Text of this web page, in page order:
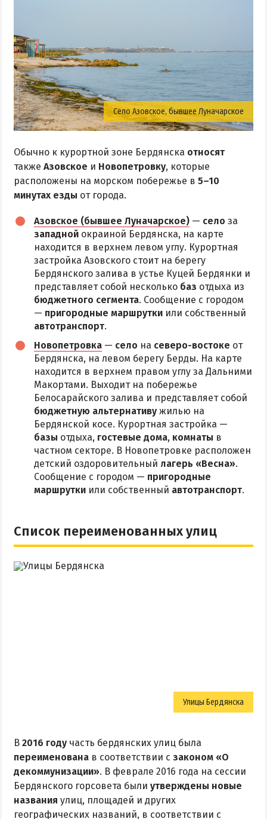
Село Азовское, бывшее Луначарское
Обычно к курортной зоне Бердянска относят
также Азовское и Новопетровку, которые
расположены на морском побережье в 5–10
минутах езды от города.
Азовское (бывшее Луначарское) — село за
западной окраиной Бердянска, на карте
находится в верхнем левом углу. Курортная
застройка Азовского стоит на берегу
Бердянского залива в устье Куцей Бердянки и
представляет собой несколько баз отдыха из
бюджетного сегмента. Сообщение с городом
— пригородные маршрутки или собственный
автотранспорт.
Новопетровка — село на северо-востоке от
Бердянска, на левом берегу Берды. На карте
находится в верхнем правом углу за Дальними
Макортами. Выходит на побережье
Белосарайского залива и представляет собой
бюджетную альтернативу жилью на
Бердянской косе. Курортная застройка —
базы отдыха, гостевые дома, комнаты в
частном секторе. В Новопетровке расположен
детский оздоровительный лагерь «Весна».
Сообщение с городом — пригородные
маршрутки или собственный автотранспорт.
Список переименованных улиц
Улицы Бердянска
В 2016 году часть бердянских улиц была
переименована в соответствии с законом «О
декоммунизации». В феврале 2016 года на сессии
Бердянского горсовета были утверждены новые
названия улиц, площадей и других
географических названий, в соответствии с